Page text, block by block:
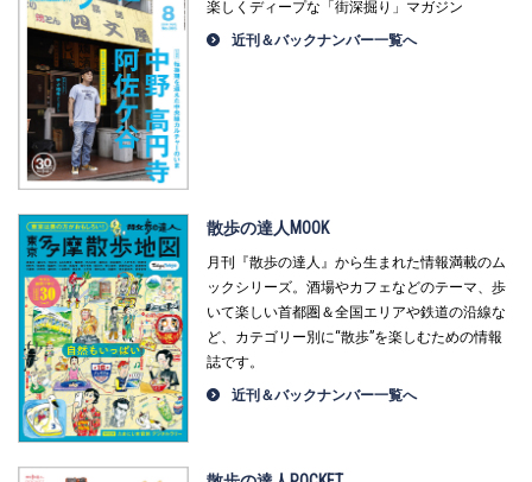
楽しくディープな「街深掘り」マガジン
近刊＆バックナンバー一覧へ
散歩の達人MOOK
月刊『散歩の達人』から生まれた情報満載のム
ックシリーズ。酒場やカフェなどのテーマ、歩
いて楽しい首都圏＆全国エリアや鉄道の沿線な
ど、カテゴリー別に“散歩”を楽しむための情報
誌です。
近刊＆バックナンバー一覧へ